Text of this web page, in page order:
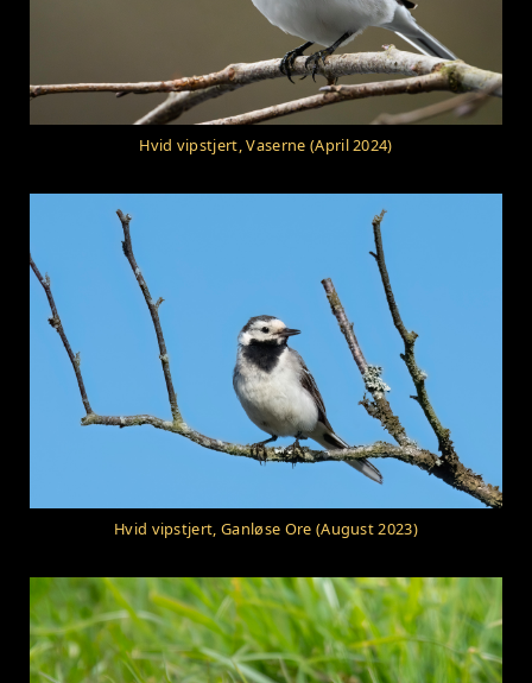
Hvid vipstjert, Vaserne (April 2024)
Hvid vipstjert, Ganløse Ore (August 2023)